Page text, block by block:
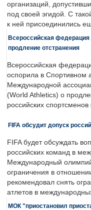
организаций,
под своей эгидой. С
к ней присоединились
Всероссийская федерация
продление отстранения
Всероссийская
оспорила в Спортивном
Международной
(World Athletics) о
российских спортсменов
FIFA обсудит допуск
FIFA будет обсуждать
российских команд в
Международный
ограничения в
рекомендовал снять
атлетов в
МОК "приостановил